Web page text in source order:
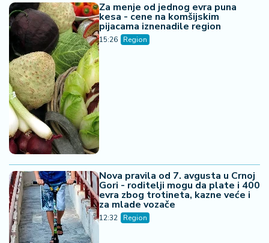
Za menje od jednog evra puna
kesa - cene na komšijskim
pijacama iznenadile region
15:26 Region
Nova pravila od 7. avgusta u Crnoj
Gori - roditelji mogu da plate i 400
evra zbog trotineta, kazne veće i
za mlade vozače
12:32 Region